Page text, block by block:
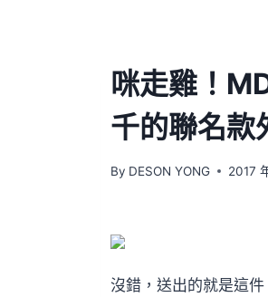
咪走雞！
千的聯名款
By DESON YONG 2017
沒錯，送出的就是這